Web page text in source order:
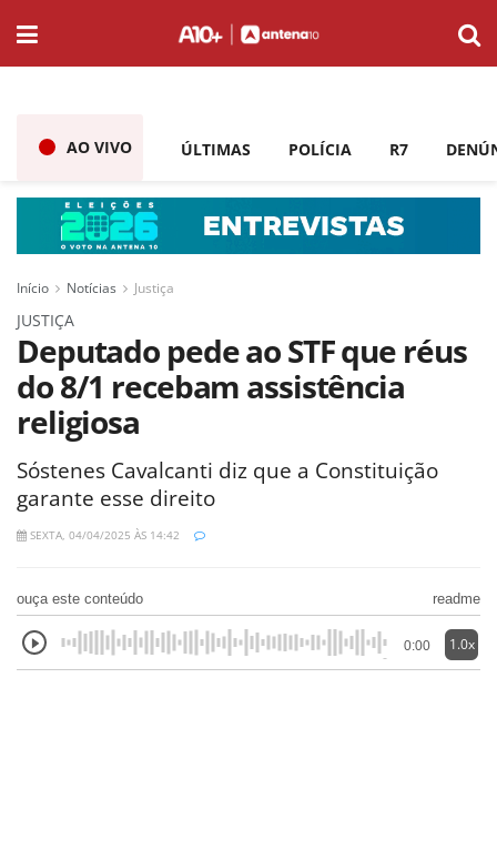
AO VIVO ÚLTIMAS POLÍCIA R7
Início Notícias Justiça
JUSTIÇA
Deputado pede ao STF que réus
do 8/1 recebam assistência
religiosa
Sóstenes Cavalcanti diz que a Constituição
garante esse direito
SEXTA, 04/04/2025 ÀS 14:42
ouça este conteúdo readme
0:00 1.0x